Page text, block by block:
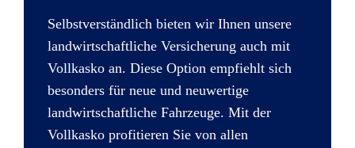
Selbstverständlich bieten wir Ihnen unsere
landwirtschaftliche Versicherung auch mit
Vollkasko an. Diese Option empfiehlt sich
besonders für neue und neuwertige
landwirtschaftliche Fahrzeuge. Mit der
Vollkasko profitieren Sie von allen